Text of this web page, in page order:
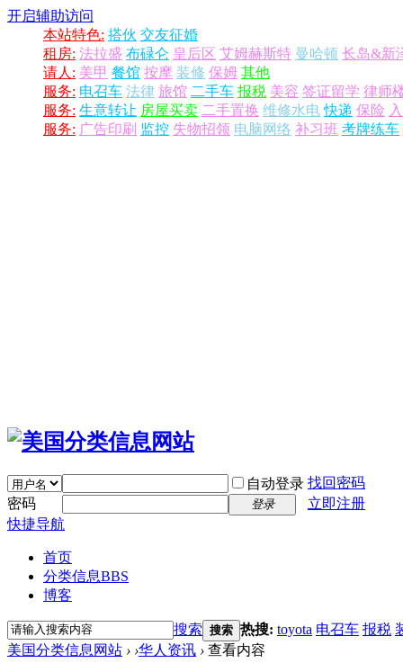
开启辅助访问
本站特色: 搭伙 交友征婚
租房: 法拉盛 布碌仑 皇后区 艾姆赫斯特 曼哈顿 长岛&新
请人: 美甲 餐馆 按摩 装修 保姆 其他
服务: 电召车 法律 旅馆 二手车 报税 美容 签证留学 律师
服务: 生意转让 房屋买卖 二手置换 维修水电 快递 保险
服务: 广告印刷 监控 失物招领 电脑网络 补习班 考牌练车
自动登录 找回密码
密码
登录
立即注册
快捷导航
首页
分类信息BBS
博客
搜索 搜索 热搜: toyota 电召车 报税
美国分类信息网站 › ›华人资讯 › 查看内容